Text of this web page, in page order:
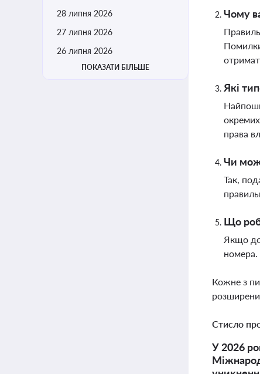
28 липня 2026
27 липня 2026
26 липня 2026
ПОКАЗАТИ БІЛЬШЕ
Чому
Які
окремих
права
Чи
Так,
Що
Якщо
номера.
Кожне з
Стисло
У 2026